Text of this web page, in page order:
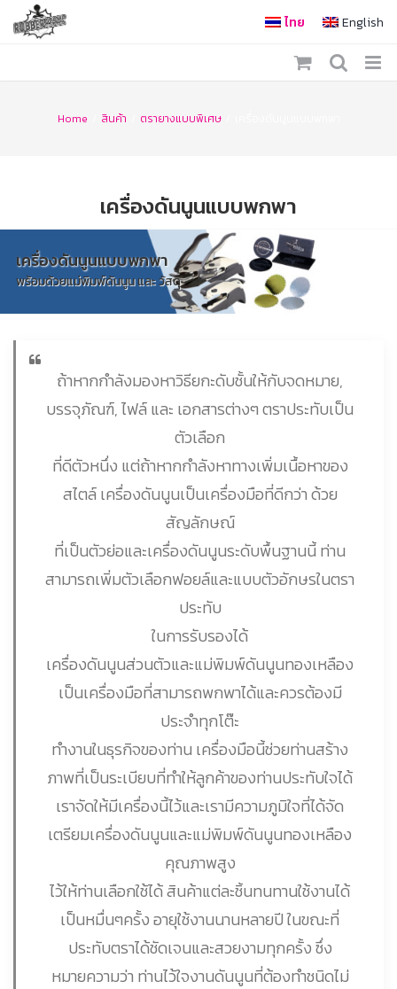
ไทย English
Home สินค้า ตรายางแบบพิเศษ
เครื่องดันนูนแบบพกพา
เครื่องดันนูนแบบพกพา
พร้อมด้วยแม่พิมพ์ดันนูน และ วัสดุ
ถ้าหากกำลังมองหาวิธียกะดับชั้นให้กับจดหมาย,
บรรจุภัณฑ์, ไฟล์ และ เอกสารต่างๆ ตราประทับเป็น
ตัวเลือก
ที่ดีตัวหนึ่ง แต่ถ้าหากกำลังหาทางเพิ่มเนื้อหาของ
สไตล์ เครื่องดันนูนเป็นเครื่องมือที่ดีกว่า ด้วย
สัญลักษณ์
ที่เป็นตัวย่อและเครื่องดันนูนระดับพื้นฐานนี้ ท่าน
สามารถเพิ่มตัวเลือกฟอยล์และแบบตัวอักษรในตรา
ประทับ
ในการรับรองได้
เครื่องดันนูนส่วนตัวและแม่พิมพ์ดันนูนทองเหลือง
เป็นเครื่องมือที่สามารถพกพาได้และควรต้องมี
ประจำทุกโต๊ะ
ทำงานในธุรกิจของท่าน เครื่องมือนี้ช่วยท่านสร้าง
ภาพที่เป็นระเบียบที่ทำให้ลูกค้าของท่านประทับใจได้
เราจัดให้มีเครื่องนี้ไว้และเรามีความภูมิใจที่ได้จัด
เตรียมเครื่องดันนูนและแม่พิมพ์ดันนูนทองเหลือง
คุณภาพสูง
ไว้ให้ท่านเลือกใช้ได้ สินค้าแต่ละชิ้นทนทานใช้งานได้
เป็นหมื่นๆครั้ง อายุใช้งานนานหลายปี ในขณะที่
ประทับตราได้ชัดเจนและสวยงามทุกครั้ง ซึ่ง
หมายความว่า ท่านไว้ใจงานดันนูนที่ต้องทำชนิดไม่